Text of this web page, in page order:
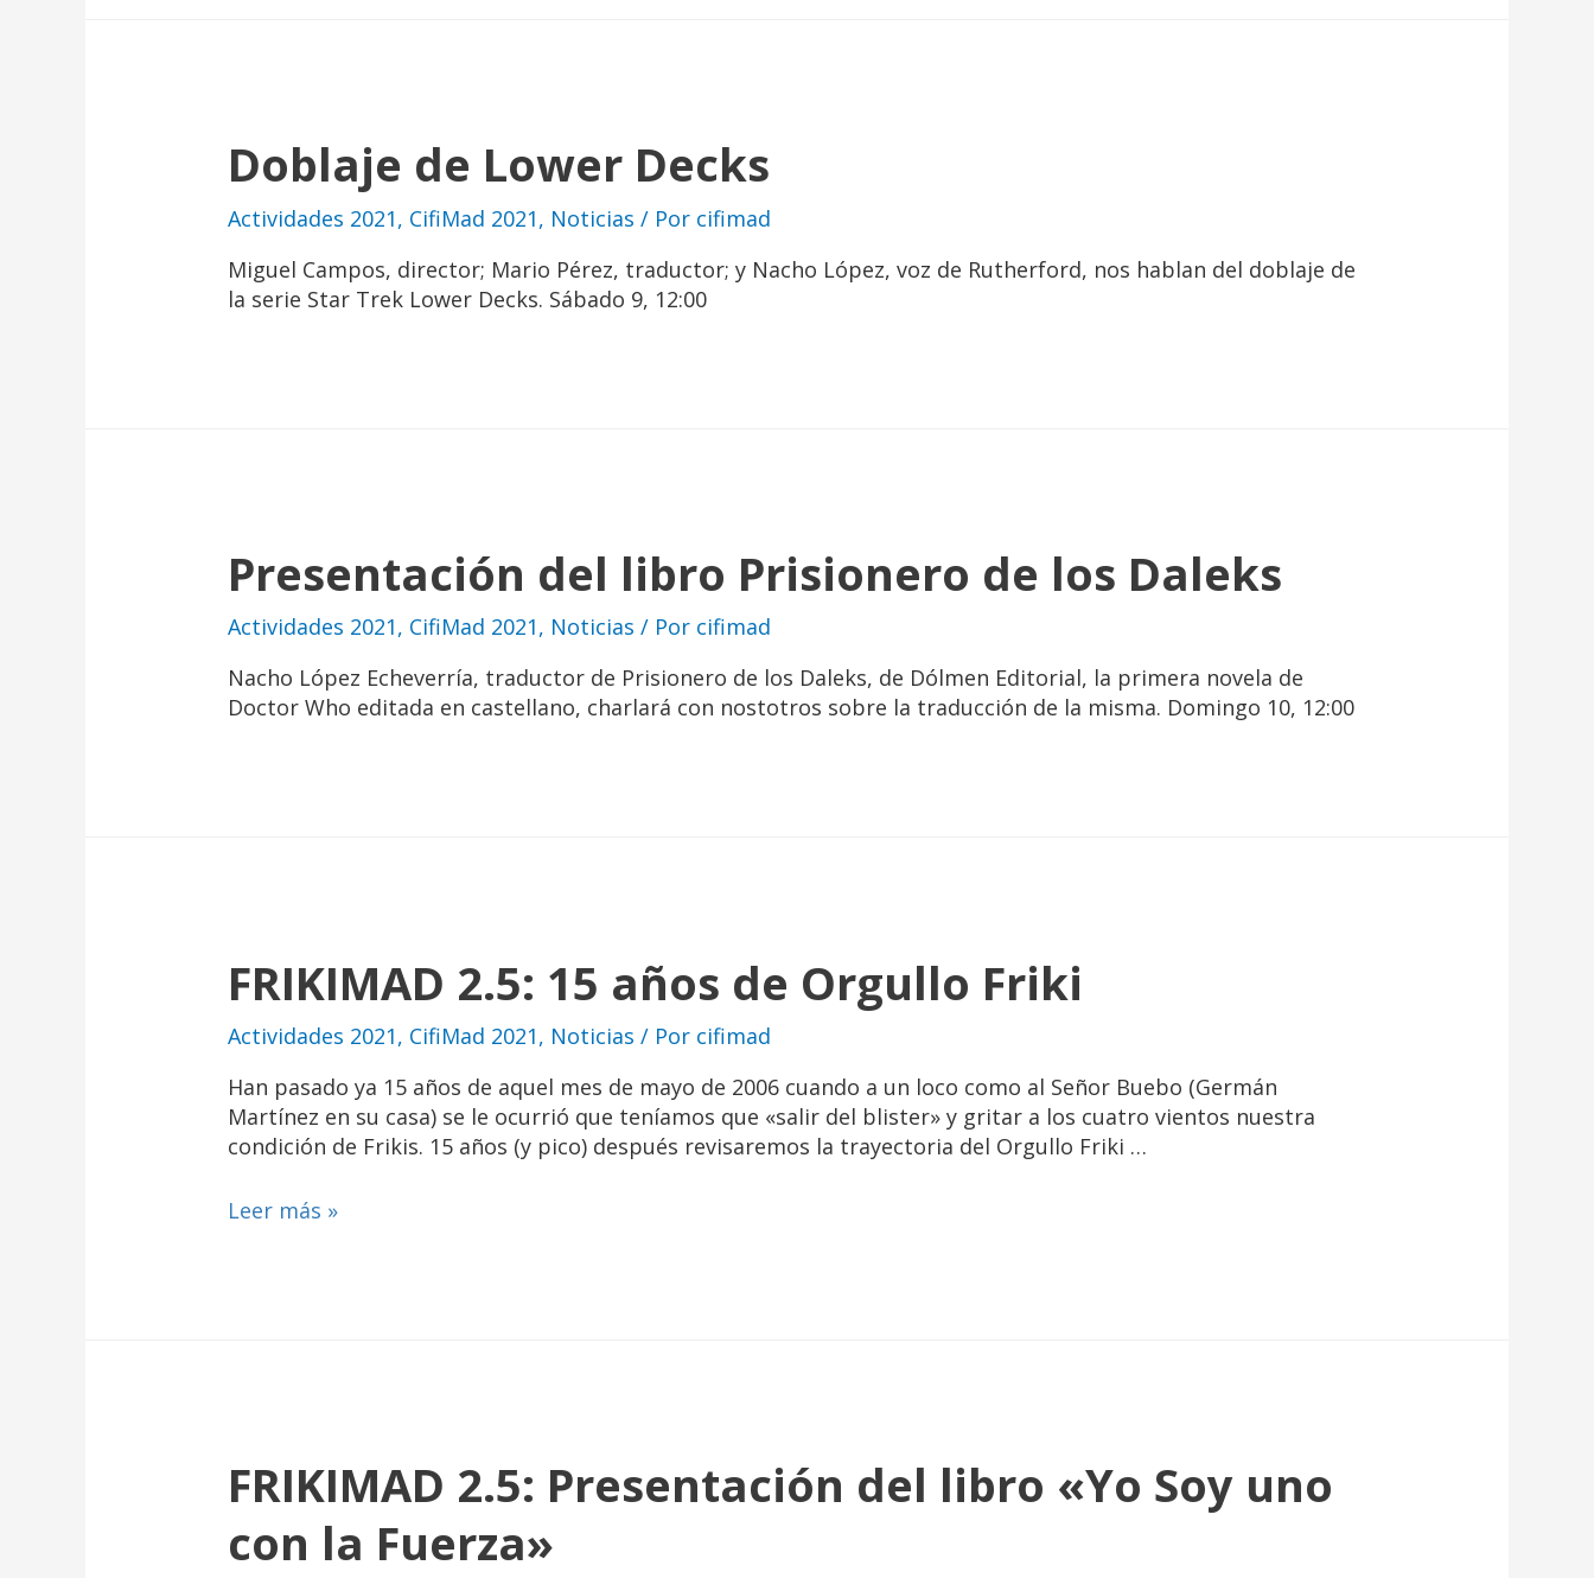
Doblaje de Lower Decks
Actividades 2021, CifiMad 2021, Noticias / Por cifimad
Miguel Campos, director; Mario Pérez, traductor; y Nacho López, voz de Rutherford, nos hablan del doblaje de
la serie Star Trek Lower Decks. Sábado 9, 12:00
Presentación del libro Prisionero de los Daleks
Actividades 2021, CifiMad 2021, Noticias / Por cifimad
Nacho López Echeverría, traductor de Prisionero de los Daleks, de Dólmen Editorial, la primera novela de
Doctor Who editada en castellano, charlará con nostotros sobre la traducción de la misma. Domingo 10, 12:00
FRIKIMAD 2.5: 15 años de Orgullo Friki
Actividades 2021, CifiMad 2021, Noticias / Por cifimad
Han pasado ya 15 años de aquel mes de mayo de 2006 cuando a un loco como al Señor Buebo (Germán
Martínez en su casa) se le ocurrió que teníamos que «salir del blister» y gritar a los cuatro vientos nuestra
condición de Frikis. 15 años (y pico) después revisaremos la trayectoria del Orgullo Friki …
Leer más »
FRIKIMAD 2.5: Presentación del libro «Yo Soy uno
con la Fuerza»